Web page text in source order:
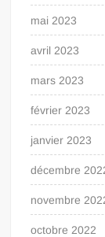
mai 2023
avril 2023
mars 2023
février 2023
janvier 2023
décembre
novembre
octobre 2022